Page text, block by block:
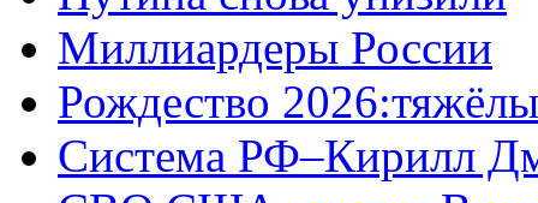
Миллиардеры России
Рождество
Система РФ–Кирилл